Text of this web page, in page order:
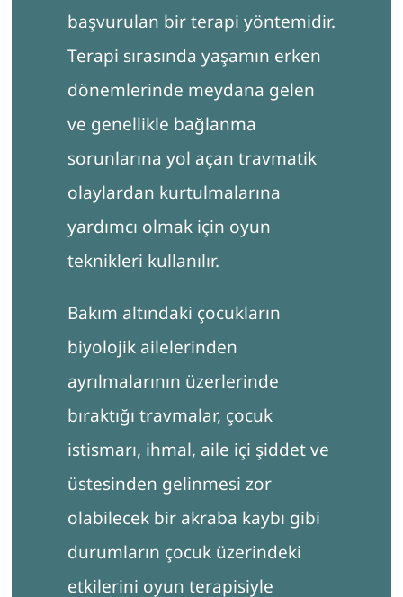
başvurulan bir terapi yöntemidir.
Terapi sırasında yaşamın erken
dönemlerinde meydana gelen
ve genellikle bağlanma
sorunlarına yol açan travmatik
olaylardan kurtulmalarına
yardımcı olmak için oyun
teknikleri kullanılır.
Bakım altındaki çocukların
biyolojik ailelerinden
ayrılmalarının üzerlerinde
bıraktığı travmalar, çocuk
istismarı, ihmal, aile içi şiddet ve
üstesinden gelinmesi zor
olabilecek bir akraba kaybı gibi
durumların çocuk üzerindeki
etkilerini oyun terapisiyle